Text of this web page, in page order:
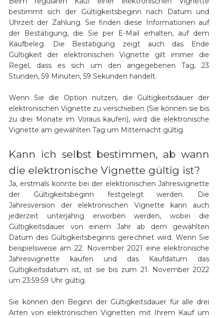
bestimmt sich der Gültigkeitsbeginn nach Datum und
Uhrzeit der Zahlung. Sie finden diese Informationen auf
der Bestätigung, die Sie per E-Mail erhalten, auf dem
Kaufbeleg. Die Bestätigung zeigt auch das Ende
Gültigkeit der elektronischen Vignette gilt immer die
Regel, dass es sich um den angegebenen Tag, 23
Stunden, 59 Minuten, 59 Sekunden handelt.
Wenn Sie die Option nutzen, die Gültigkeitsdauer der
elektronischen Vignette zu verschieben (Sie können sie bis
zu drei Monate im Voraus kaufen), wird die elektronische
Vignette am gewählten Tag um Mitternacht gültig.
Kann ich selbst bestimmen, ab wann
die elektronische Vignette gültig ist?
Ja, erstmals konnte bei der elektronischen Jahresvignette
der Gültigkeitsbeginn festgelegt werden. Die
Jahresversion der elektronischen Vignette kann auch
jederzeit unterjährig erworben werden, wobei die
Gültigkeitsdauer von einem Jahr ab dem gewählten
Datum des Gültigkeitsbeginns gerechnet wird. Wenn Sie
beispielsweise am 22. November 2021 eine elektronische
Jahresvignette kaufen und das Kaufdatum das
Gültigkeitsdatum ist, ist sie bis zum 21. November 2022
um 23:59:59 Uhr gültig.
Sie können den Beginn der Gültigkeitsdauer für alle drei
Arten von elektronischen Vignetten mit Ihrem Kauf um